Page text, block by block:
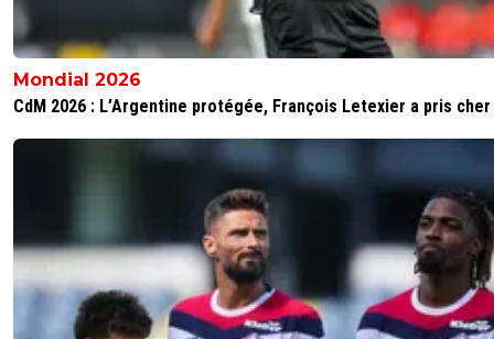
Mondial 2026
CdM 2026 : L’Argentine protégée, François Letexier a pris cher